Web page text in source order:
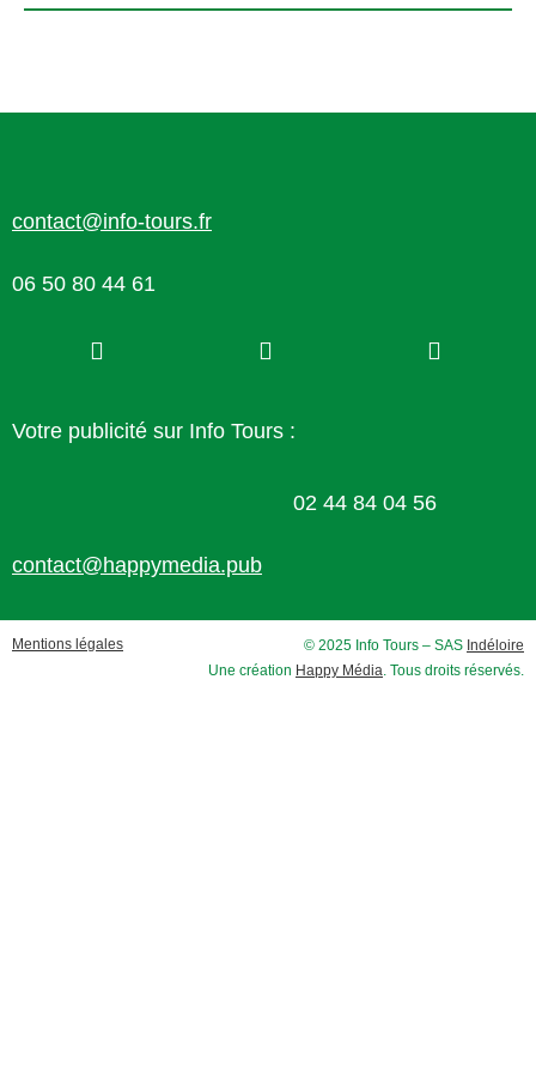
contact@info-tours.fr
06 50 80 44 61
Votre publicité sur Info Tours :
02 44 84 04 56
contact@happymedia.pub
Mentions légales © 2025 Info Tours – SAS Indéloire
Une création Happy Média . Tous droits réservés.